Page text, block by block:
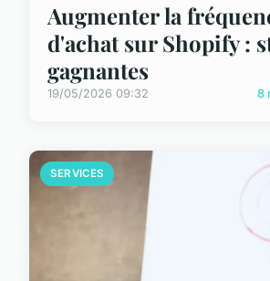
Augmenter la
d'achat sur Shopify :
gagnantes
19/05/2026 09:32 8
SERVICES